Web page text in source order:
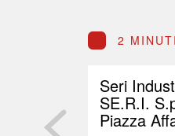
2
Seri
SE.R.I.
Piazza